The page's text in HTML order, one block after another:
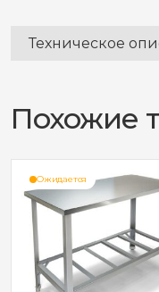
Техническое
Похожие
Ожидается